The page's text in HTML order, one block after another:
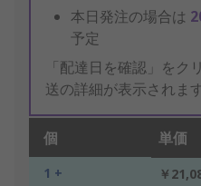
本日発注の場合は
予定
「配達日を確認」を
送の詳細が表示されます
個 単価
1 + ￥